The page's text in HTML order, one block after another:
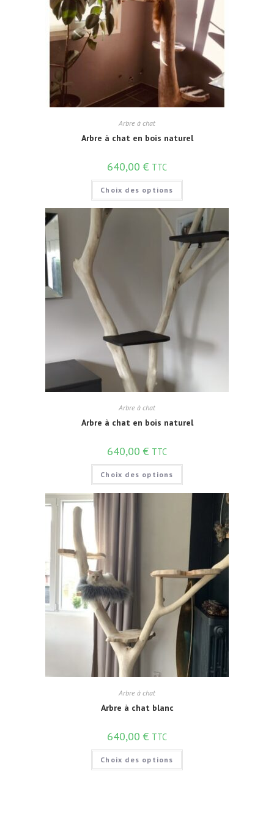
Arbre à chat
Arbre à chat en bois naturel
640,00 € TTC
Choix des options
Arbre à chat
Arbre à chat en bois naturel
640,00 € TTC
Choix des options
Arbre à chat
Arbre à chat blanc
640,00 € TTC
Choix des options